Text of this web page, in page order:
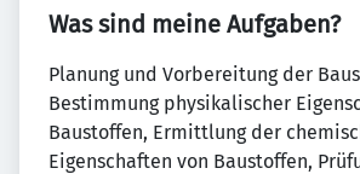
Was sind meine Aufgaben?
Planung und Vorbereitung der
Bestimmung physikalischer
Baustoffen, Ermittlung der
Eigenschaften von Baustoffen,